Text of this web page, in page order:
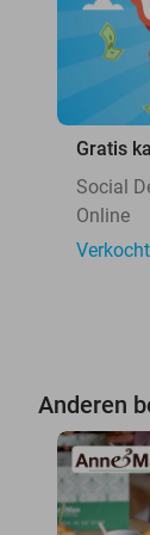
Gratis
Social
Online
Anderen